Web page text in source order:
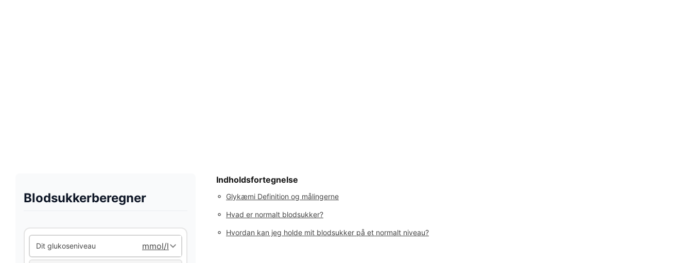
Blodsukkerberegner
Dit glukoseniveau
Indholdsfortegnelse
◦ Glykæmi Definition og målingerne
◦ Hvad er normalt blodsukker?
◦ Hvordan kan jeg holde mit blodsukker på et normalt niveau?